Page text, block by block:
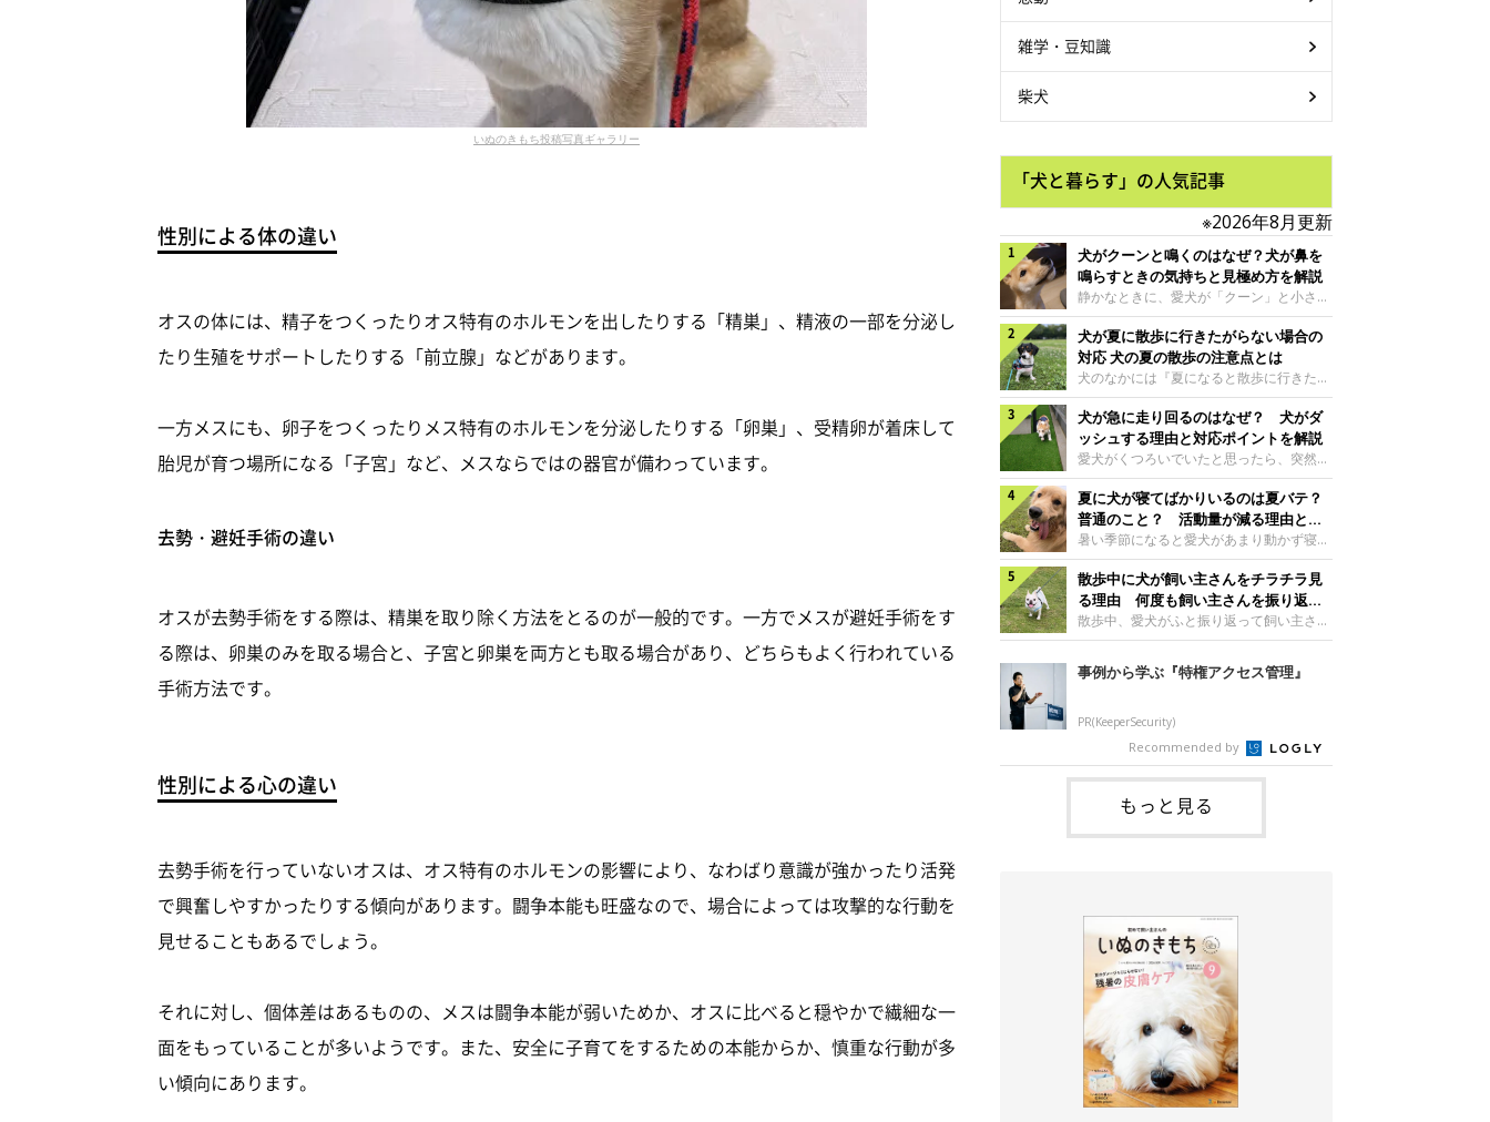
いぬのきもち投稿写真ギャラリー
性別による体の違い
オスの体には、精子をつくったりオス特有のホルモンを出したりする「精巣」、精液の一部を分泌し
たり生殖をサポートしたりする「前立腺」などがあります。
一方メスにも、卵子をつくったりメス特有のホルモンを分泌したりする「卵巣」、受精卵が着床して
胎児が育つ場所になる「子宮」など、メスならではの器官が備わっています。
去勢・避妊手術の違い
オスが去勢手術をする際は、精巣を取り除く方法をとるのが一般的です。一方でメスが避妊手術をす
る際は、卵巣のみを取る場合と、子宮と卵巣を両方とも取る場合があり、どちらもよく行われている
手術方法です。
性別による心の違い
去勢手術を行っていないオスは、オス特有のホルモンの影響により、なわばり意識が強かったり活発
で興奮しやすかったりする傾向があります。闘争本能も旺盛なので、場合によっては攻撃的な行動を
見せることもあるでしょう。
それに対し、個体差はあるものの、メスは闘争本能が弱いためか、オスに比べると穏やかで繊細な一
面をもっていることが多いようです。また、安全に子育てをするための本能からか、慎重な行動が多
い傾向にあります。
雑学・豆知識
柴犬
「犬と暮らす」の人気記事
※2026年8月更新
犬がクーンと鳴くのはなぜ？犬が鼻を
鳴らすときの気持ちと見極め方を解説
静かなときに、愛犬が「クーン」と小さく
鳴いたり、鼻を鳴らすような音を出したり
することはありませんか？ 大きく吠える
わけではない分、「不安なの？それとも何
かお願いしているの？」と気になる飼い主
さんもいるかもしれません。今回は、犬が
クーンと鳴く理由や鼻鳴らしの背景、見極
め方と対応のポイントなどについて、いぬ
のきもち獣医師相談室の原 駿太朗先生に
伺いました。クーンと鳴くのはどんな気持
ち？いぬのきもち投稿写真ギャラリー犬が
クーンと小さく鳴くときは、何らかの感情
を伝えようとしている場合があると考えら
れています。大
犬が夏に散歩に行きたがらない場合の
対応 犬の夏の散歩の注意点とは
犬のなかには『夏になると散歩に行きたが
らない、歩かなくなる』『暑い季節は散歩
の気配を察すると涼しい部屋から出ようと
しない』など散歩に行きたがらないコもい
るようです。愛犬の運動をさせてあげたい
のに、散歩に行きたがらない。このような
場合はどう対応すればよいのでしょうか？
「愛犬が夏に散歩に行きたがらない場合の
対応」について、いぬのきもち獣医師相談
室の白山さとこ先生に聞きました。Q.夏に
犬の散歩に行くときの注意点は？ いぬの
きもち投稿写真ギャラリーーー夏に愛犬と
散歩に行くときは、どのようなことに注意
をするとよい
犬が急に走り回るのはなぜ？ 犬がダ
ッシュする理由と対応ポイントを解説
愛犬がくつろいでいたと思ったら、突然部
屋の中を走り回り始める――そんな様子に
驚いたことはありませんか？ 急な動きに
「何が起きているの？」と戸惑う飼い主さ
んも多いでしょう。落ち着いていたはずな
のに、急にスイッチが入ったように見える
と不安になることもあります。今回は、犬
が急に走り回る理由や見極め方などについ
て、いぬのきもち獣医師相談室の岡本りさ
先生に伺いました。犬が急に走り回るのは
ラリー犬が突然走り回る行動は、必ずしも
体にたまったエ
夏に犬が寝てばかりいるのは夏バテ？
普通のこと？ 活動量が減る理由と対
策とは
暑い季節になると愛犬があまり動かず寝て
ばかりだと感じる飼い主さんはいません
か？その様子に、愛犬が夏バテで疲れてい
るのか、元気がないのかなど不安に感じる
方もいるのではないかと思います。 で
は、犬が寝てばかりいるときに対処が必要
かを見極める方法はあるのでしょうか？
「犬の活動量が夏に減る理由と対策」につ
き先生に話を聞きました。Q. 夏に犬の活
動量が減る理由は？ いぬのきもち投稿写
真ギャラリーーー夏に愛犬の活動量が減る
と感じる飼い主さんもいるようです。理由
としてどのようなこ
散歩中に犬が飼い主さんをチラチラ見
る理由 何度も飼い主さんを振り返る
のはなぜ？
散歩中、愛犬がふと振り返って飼い主さん
の様子を確認する…そんな場面に心当たり
はありませんか？ 何度もチラチラ見られ
ると、「何か気になることがあるの？」
ことがあるかもしれません。愛犬が歩きな
がら飼い主さんを振り返るしぐさには、ど
んな気持ちが隠れているのでしょうか。今
回は、犬が散歩中に飼い主さんを確認する
理由や注意すべきサインの見極めかた、対
応のポイントなどについて、いぬのきもち
獣医師相談室の原 駿太朗先生に伺いまし
事例から学ぶ『特権アクセス管理』
PR(KeeperSecurity)
Recommended by
もっと見る